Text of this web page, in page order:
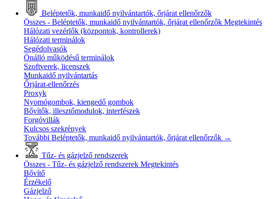
Beléptetők, munkaidő nyilvántartók, őrjárat ellenőrzők
Összes - Beléptetők, munkaidő nyilvántartók, őrjárat ellenőrzők Megtekintés
Hálózati vezérlők (központok, kontrollerek)
Hálózati terminálok
Segédolvasók
Önálló működésű terminálok
Szoftverek, licenszek
Munkaidő nyilvántartás
Őrjárat-ellenőrzés
Proxyk
Nyomógombok, kiengedő gombok
Bővítők, illesztőmodulok, interfészek
Forgóvillák
Kulcsos szekrények
További Beléptetők, munkaidő nyilvántartók, őrjárat ellenőrzők →
Tűz- és gázjelző rendszerek
Összes - Tűz- és gázjelző rendszerek Megtekintés
Bővítő
Érzékelő
Gázjelző